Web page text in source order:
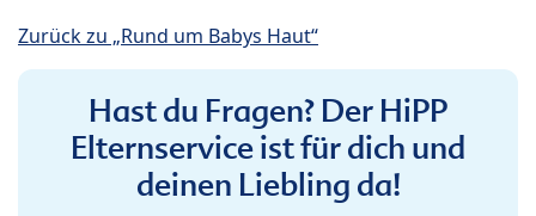
Zurück zu „Rund um Babys Haut“
Hast du Fragen? Der HiPP
Elternservice ist für dich und
deinen Liebling da!